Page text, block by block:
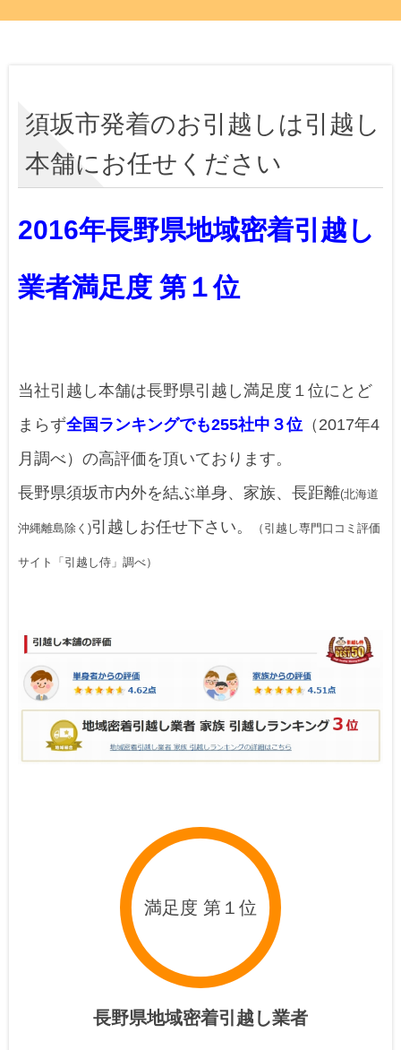
須坂市発着のお引越しは引越し
本舗にお任せください
2016年長野県地域密着引越し
業者満足度 第１位
当社引越し本舗は長野県引越し満足度１位にとど
まらず全国ランキングでも255社中３位 （2017年4
月調べ）の高評価を頂いております。
長野県須坂市内外を結ぶ単身、家族、長距離(北海道
沖縄離島除く)引越しお任せ下さい。 （引越し専門口コミ評価
サイト「引越し侍」調べ）
満足度 第１位
長野県地域密着引越し業者